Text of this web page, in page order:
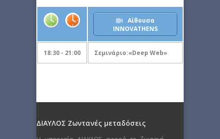
Αίθουσα
INNOVATHENS
18:30 - 21:00 Σεμινάριο:«Deep Web»
ΔΙΑΥΛΟΣ Ζωντανές μεταδόσεις